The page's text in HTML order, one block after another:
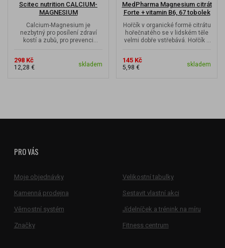
Scitec nutrition CALCIUM-
MAGNESIUM
Calcium-Magnesium je
nezbytný pro posílení zdraví
kostí a zubů, pro prevenci
298 Kč
12,28 € skladem
MedPharma Magnesium citrát
Forte + vitamin B6, 67 tobolek
Hořčík v organické formě citrátu
hořečnatého se v lidském těle
velmi dobře vstřebává. Hořčík s
145 Kč
5,98 € skladem
PRO VÁS
Moje objednávky Velikostní tabulky
Kamenná prodejna Sestavit vlastní akci
Věrnostní systém Jídelníček a trénink na míru
Značky Fitness centrum